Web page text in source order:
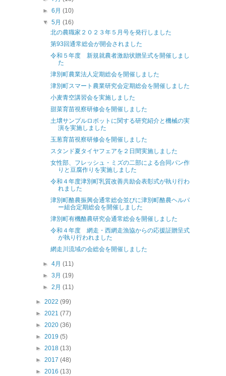
►6月(10)
▼5月(16)
北の農職家２０２３年５月号を発行しました
第93回通常総会が開会されました
令和５年度 新規就農者激励状贈呈式を開催しまし
た
津別町農業法人定期総会を開催しました
津別町スマート農業研究会定期総会を開催しました
小麦青空講習会を実施しました
甜菜育苗視察研修会を開催しました
土壌サンプルロボットに関する研究紹介と機械の実
演を実施しました
玉葱育苗視察研修会を開催しました
スタンド夏タイヤフェアを２日間実施しました
女性部、フレッシュ・ミズの二部による合同パン作
りと豆腐作りを実施しました
令和４年度津別町乳質改善共励会表彰式が執り行わ
れました
津別町酪農振興会通常総会並びに津別町酪農ヘルパ
ー組合定期総会を開催しました
津別町有機酪農研究会通常総会を開催しました
令和４年度 網走・西網走漁協からの応援証贈呈式
が執り行われました
網走川流域の会総会を開催しました
►4月(11)
►3月(19)
►2月(11)
► 2022 (99)
► 2021 (77)
► 2020 (36)
► 2019 (5)
► 2018 (13)
► 2017 (48)
► 2016 (13)